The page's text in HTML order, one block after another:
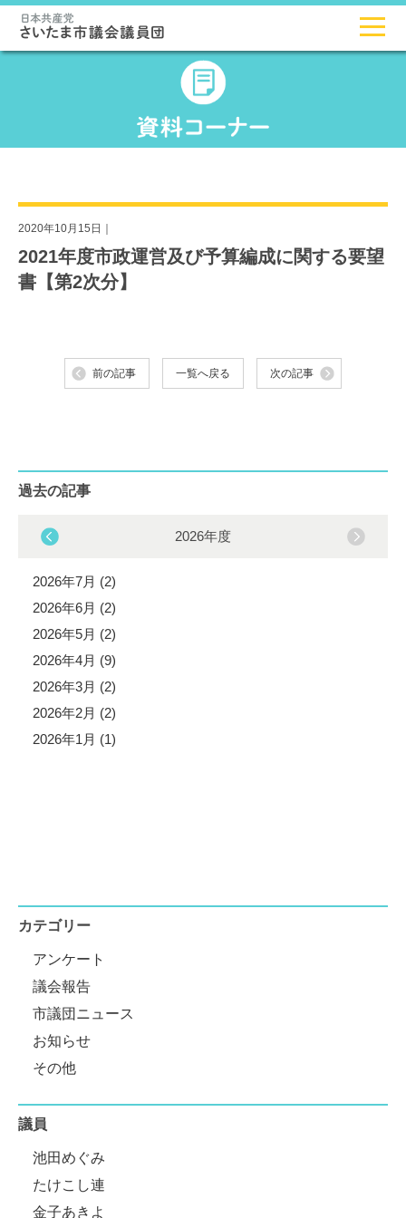
2020年10月15日｜
2021年度市政運営及び予算編成に関する要望
書【第2次分】
前の記事 一覧へ戻る 次の記事
過去の記事
2026年度
2026年7月 (2)
2026年6月 (2)
2026年5月 (2)
2026年4月 (9)
2026年3月 (2)
2026年2月 (2)
2026年1月 (1)
カテゴリー
アンケート
議会報告
市議団ニュース
お知らせ
その他
議員
池田めぐみ
たけこし連
金子あきよ